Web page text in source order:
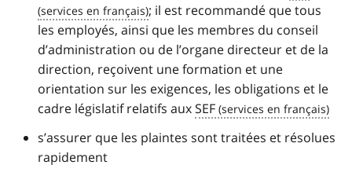
; il est recommandé que tous
les employés, ainsi que les membres du conseil
d’administration ou de l’organe directeur et de la
direction, reçoivent une formation et une
orientation sur les exigences, les obligations et le
cadre législatif relatifs auxSEF
s’assurer que les plaintes sont traitées et résolues
rapidement